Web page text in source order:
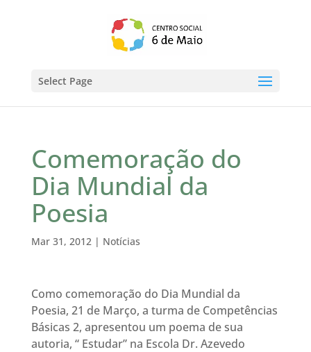
Select Page
Comemoração do
Dia Mundial da
Poesia
Mar 31, 2012| Notícias
Como comemoração do Dia Mundial da
Poesia, 21 de Março, a turma de Competências
Básicas 2, apresentou um poema de sua
autoria, “ Estudar” na Escola Dr. Azevedo